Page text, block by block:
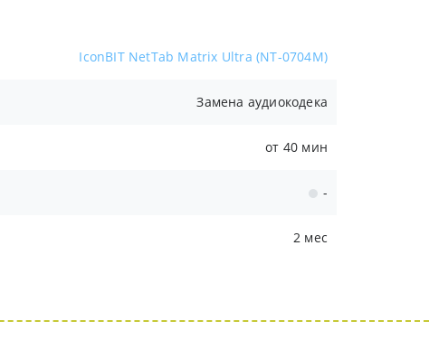
IconBIT NetTab Matrix Ultra (NT-0704M)
Замена аудиокодека
от 40 мин
-
2 мес